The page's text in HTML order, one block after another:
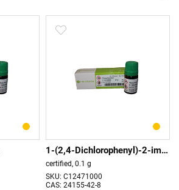
1-(2,4-Dichlorophenyl)-2-imidazol-1-yl
certified, 0.1 g
SKU: C12471000
CAS: 24155-42-8